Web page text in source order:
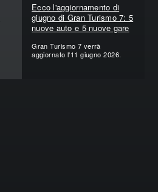
Ecco l'aggiornamento di
giugno di Gran Turismo 7: 5
nuove auto e 5 nuove gare
Gran Turismo 7 verrà
aggiornato l'11 giugno 2026.